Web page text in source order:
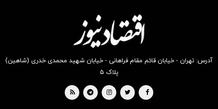
بخر !
بخر !
آدرس: تهران - خیابان قائم مقام فراهانی - خیابان شهید محمدی خدری (شاهین)
پلاک ۵